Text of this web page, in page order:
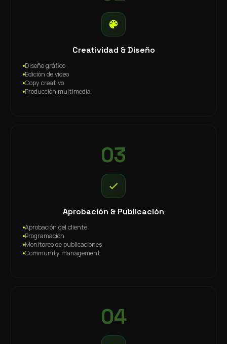
Creatividad & Diseño
Diseño gráfico
Edición de video
Copy creativo
Producción multimedia
03
Aprobación & Publicación
Aprobación del cliente
Programación
Monitoreo de publicaciones
Community management
04